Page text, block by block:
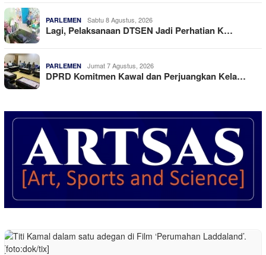
PARLEMEN Sabtu 8 Agustus, 2026
Lagi, Pelaksanaan DTSEN Jadi Perhatian K…
PARLEMEN Jumat 7 Agustus, 2026
DPRD Komitmen Kawal dan Perjuangkan Kela…